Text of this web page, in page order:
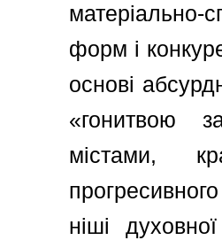
матеріально-
форм і
основі
«гонитвою
містами,
ніші